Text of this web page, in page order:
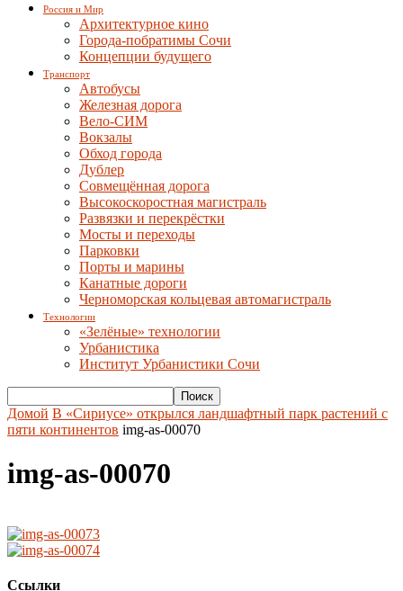
Россия и Мир
Архитектурное кино
Города-побратимы Сочи
Концепции будущего
Транспорт
Автобусы
Железная дорога
Вело-СИМ
Вокзалы
Обход города
Дублер
Совмещённая дорога
Высокоскоростная магистраль
Развязки и перекрёстки
Мосты и переходы
Парковки
Порты и марины
Канатные дороги
Черноморская кольцевая автомагистраль
Технологии
«Зелёные» технологии
Урбанистика
Институт Урбанистики Сочи
Домой В «Сириусе» открылся ландшафтный парк растений с
пяти континентов img-as-00070
img-as-00070
Ссылки